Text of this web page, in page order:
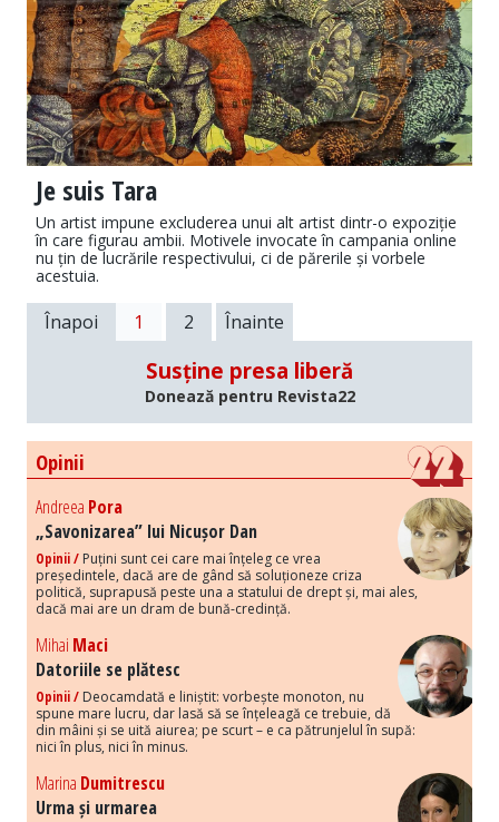
Je suis Tara
Un artist impune excluderea unui alt artist dintr-o expoziție
în care figurau ambii. Motivele invocate în campania online
nu țin de lucrările respectivului, ci de părerile și vorbele
acestuia.
Înapoi 1 2 Înainte
Susține presa liberă
Donează pentru Revista22
Opinii
Andreea Pora
„Savonizarea” lui Nicușor Dan
Opinii / Puțini sunt cei care mai înțeleg ce vrea
președintele, dacă are de gând să soluționeze criza
politică, suprapusă peste una a statului de drept și, mai ales,
dacă mai are un dram de bună-credință.
Mihai Maci
Datoriile se plătesc
Opinii / Deocamdată e liniștit: vorbește monoton, nu
spune mare lucru, dar lasă să se înțeleagă ce trebuie, dă
din mâini și se uită aiurea; pe scurt – e ca pătrunjelul în supă:
nici în plus, nici în minus.
Marina Dumitrescu
Urma și urmarea